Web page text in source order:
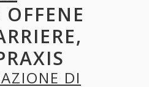
OFFENE
DI